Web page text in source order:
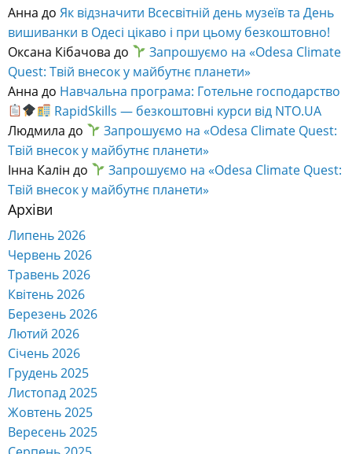
Анна до Як відзначити Всесвітній день музеїв та День
вишиванки в Одесі цікаво і при цьому безкоштовно!
Оксана Кібачова до
Запрошуємо на «Odesa Climate
Quest: Твій внесок у майбутнє планети»
Анна до Навчальна програма: Готельне господарство
RapidSkills — безкоштовні курси від NTO.UA
Людмила до
Запрошуємо на «Odesa Climate Quest:
Твій внесок у майбутнє планети»
Інна Калін до
Запрошуємо на «Odesa Climate Quest:
Твій внесок у майбутнє планети»
Архіви
Липень 2026
Червень 2026
Травень 2026
Квітень 2026
Березень 2026
Лютий 2026
Січень 2026
Грудень 2025
Листопад 2025
Жовтень 2025
Вересень 2025